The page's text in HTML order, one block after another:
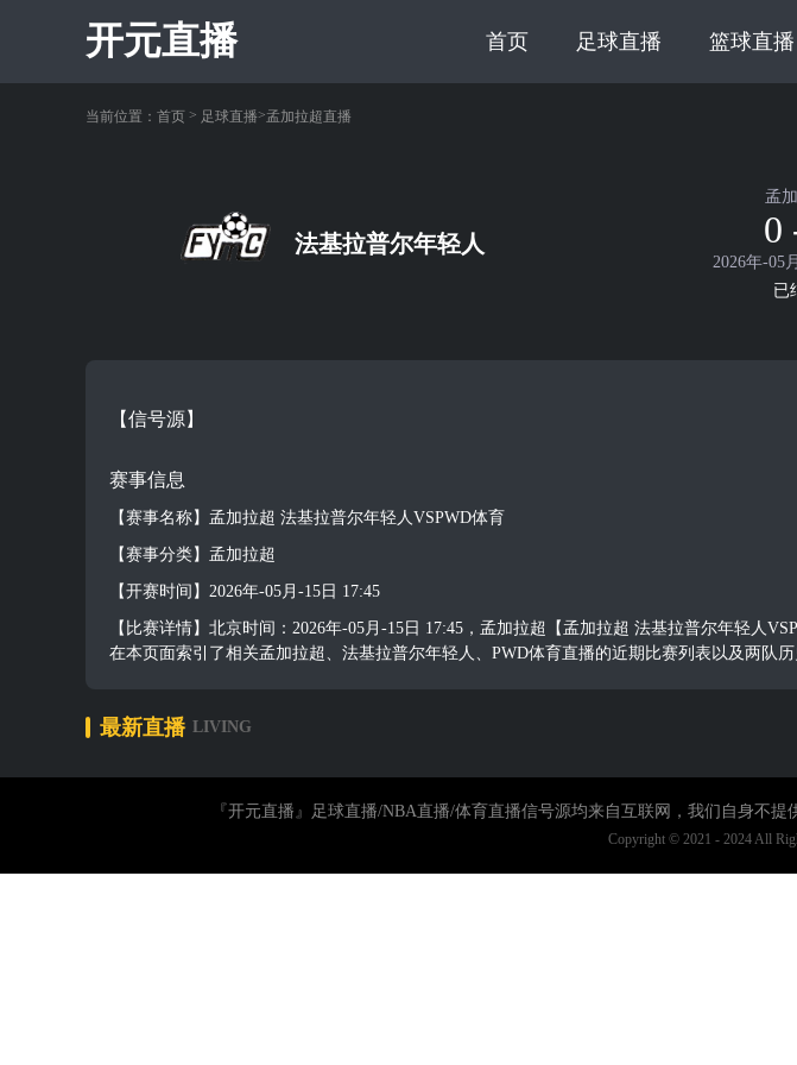
开元直播 首页 足球直播 篮球直播
当前位置： 首页 > 足球直播>孟加拉超直播
法基拉普尔年轻人
孟
0
2026年-05
已
【信号源】
赛事信息
【赛事名称】孟加拉超 法基拉普尔年轻人VSPWD体育
【赛事分类】孟加拉超
【开赛时间】2026年-05月-15日 17:45
【比赛详情】北京时间：2026年-05月-15日 17:45，孟加拉超【孟加拉超 法基拉普尔年轻人
在本页面索引了相关孟加拉超、法基拉普尔年轻人、PWD体育直播的近期比赛列表以及两
最新直播 LIVING
『开元直播』足球直播/NBA直播/体育直播信号源均来自互联网，我们自身不
Copyright © 2021 - 2024 All